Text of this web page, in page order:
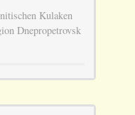
Kulaken
Dnepropetrovsk